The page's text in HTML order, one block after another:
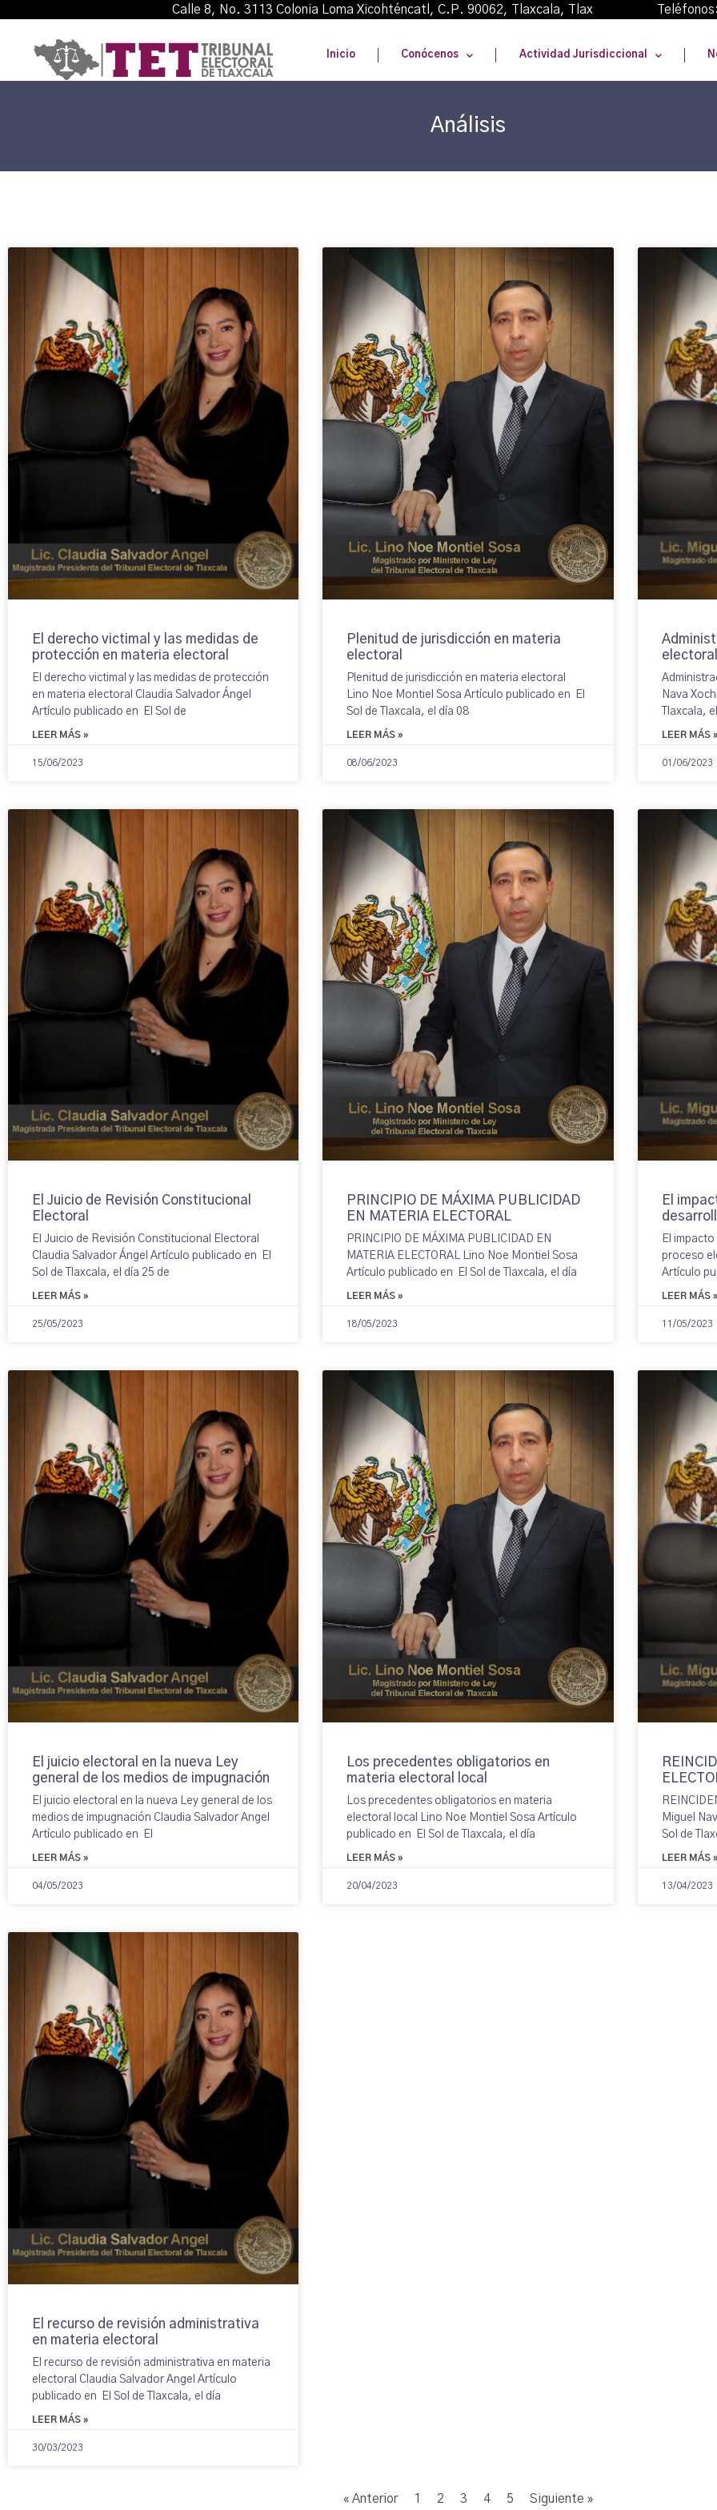
Calle 8, No. 3113 Colonia Loma Xicohténcatl, C.P. 90062, Tlaxcala, Tlax
Inicio Conócenos Actividad Jurisdiccional
Análisis
El derecho victimal y las medidas de
protección en materia electoral
El derecho victimal y las medidas de protección
en materia electoral Claudia Salvador Ángel
Artículo publicado en El Sol de
LEER MÁS »
15/06/2023
Plenitud de jurisdicción en materia
electoral
Plenitud de jurisdicción en materia electoral
Lino Noe Montiel Sosa Artículo publicado en El
Sol de Tlaxcala, el día 08
LEER MÁS »
08/06/2023
electoral
Nava
Tlaxcala,
LEER MÁS
01/06/2023
El Juicio de Revisión Constitucional
Electoral
El Juicio de Revisión Constitucional Electoral
Claudia Salvador Ángel Artículo publicado en El
Sol de Tlaxcala, el día 25 de
LEER MÁS »
25/05/2023
PRINCIPIO DE MÁXIMA PUBLICIDAD
EN MATERIA ELECTORAL
PRINCIPIO DE MÁXIMA PUBLICIDAD EN
MATERIA ELECTORAL Lino Noe Montiel Sosa
Artículo publicado en El Sol de Tlaxcala, el día
LEER MÁS »
18/05/2023
El
El
proceso
Artículo
LEER MÁS
11/05/2023
El juicio electoral en la nueva Ley
general de los medios de impugnación
El juicio electoral en la nueva Ley general de los
medios de impugnación Claudia Salvador Angel
Artículo publicado en El
LEER MÁS »
04/05/2023
Los precedentes obligatorios en
materia electoral local
Los precedentes obligatorios en materia
electoral local Lino Noe Montiel Sosa Artículo
publicado en El Sol de Tlaxcala, el día
LEER MÁS »
20/04/2023
Miguel
Sol de
LEER MÁS
13/04/2023
El recurso de revisión administrativa
en materia electoral
El recurso de revisión administrativa en materia
electoral Claudia Salvador Angel Artículo
publicado en El Sol de Tlaxcala, el día
LEER MÁS »
30/03/2023
« Anterior 1 2 3 4 5 Siguiente »